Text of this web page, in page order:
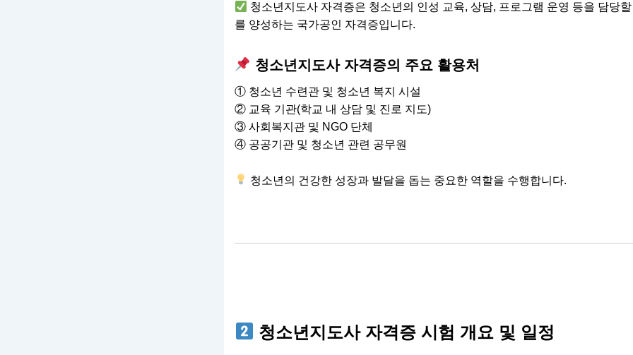
청소년지도사 자격증은 청소년의 인성 교육, 상담, 프로그램 운영 등을 담당
를 양성하는 국가공인 자격증입니다.
청소년지도사 자격증의 주요 활용처
① 청소년 수련관 및 청소년 복지 시설
② 교육 기관(학교 내 상담 및 진로 지도)
③ 사회복지관 및 NGO 단체
④ 공공기관 및 청소년 관련 공무원
청소년의 건강한 성장과 발달을 돕는 중요한 역할을 수행합니다.
청소년지도사 자격증 시험 개요 및 일정